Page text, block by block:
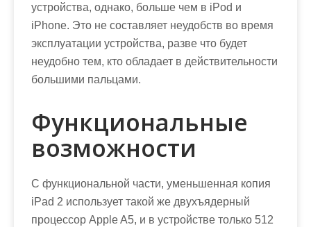
устройства, однако, больше чем в iPod и
iPhone. Это не составляет неудобств во время
эксплуатации устройства, разве что будет
неудобно тем, кто обладает в действительности
большими пальцами.
Функциональные
возможности
С функциональной части, уменьшенная копия
iPad 2 использует такой же двухъядерный
процессор Apple A5, и в устройстве только 512